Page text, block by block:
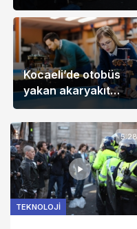
Kocaeli’de otobüs
yakan akaryakıt
üreten imalathaneye
baskın
TEKNOLOJI